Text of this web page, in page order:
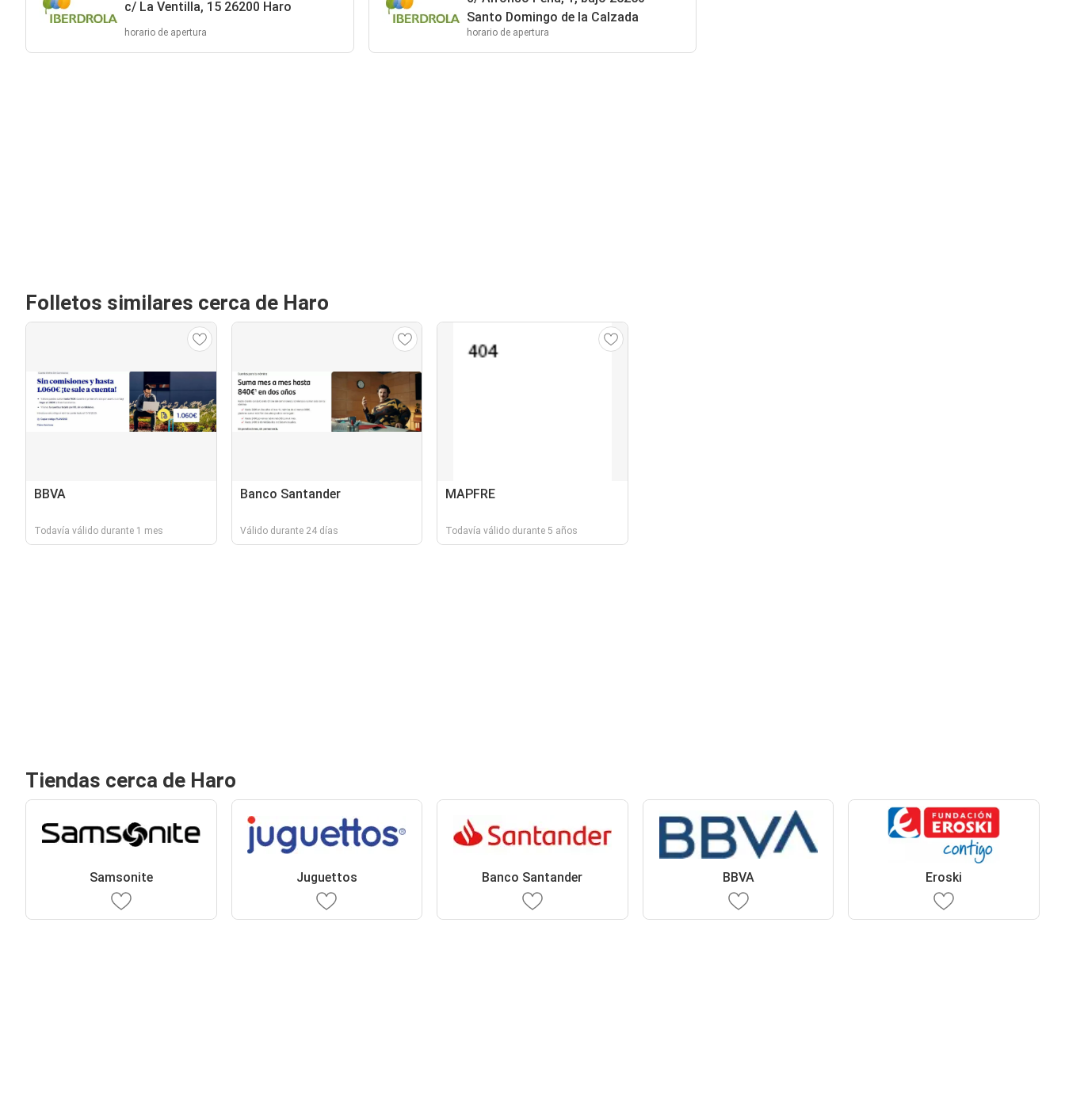
c/ La Ventilla, 15 26200 Haro
horario de apertura
Santo Domingo de la Calzada
horario de apertura
Folletos similares cerca de Haro
BBVA
Todavía válido durante 1 mes
Banco Santander
Válido durante 24 días
MAPFRE
Todavía válido durante 5 años
Tiendas cerca de Haro
Samsonite Juguettos Banco Santander BBVA Eroski